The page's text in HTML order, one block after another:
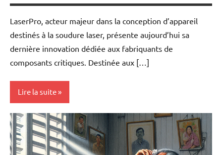
LaserPro, acteur majeur dans la conception d’appareil
destinés à la soudure laser, présente aujourd’hui sa
dernière innovation dédiée aux fabriquants de
composants critiques. Destinée aux […]
Lire la suite
Actualité